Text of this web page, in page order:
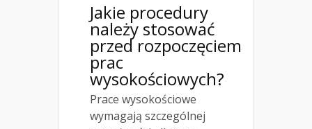
Jakie procedury
należy stosować
przed rozpoczęciem
prac
wysokościowych?
Prace wysokościowe
wymagają szczególnej